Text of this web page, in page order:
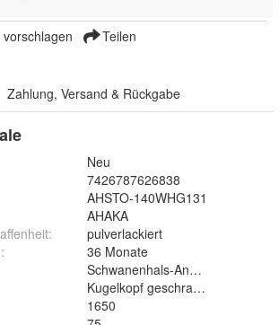
vorschlagen Teilen
Zahlung, Versand & Rückgabe
Neu
7426787626838
AHSTO-140WHG131
AHAKA
:
pulverlackiert
:
36 Monate
Schwanenhals-Anhängerkupplun
Kugelkopf geschraubt (starr)
1650